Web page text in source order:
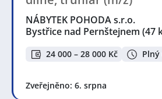
NÁBYTEK POHODA s.r.o.
Bystřice nad Pernštejnem (47
24 000 – 28 000 Kč Plný
Zveřejněno: 6. srpna